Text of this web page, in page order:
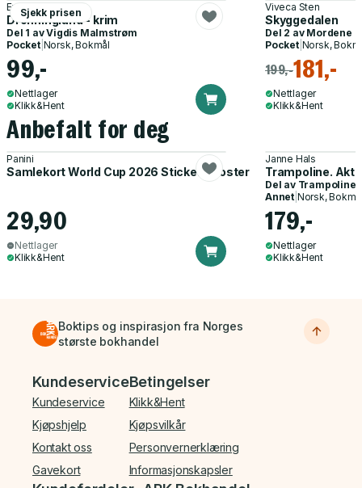
Sjekk prisen
Eva Fretheim
Dronningland - krim
Del 1 avVigdis Malmstrøm
Pocket| Norsk, Bokmål
99,-
Nettlager
Klikk&Hent
Viveca Sten
Skyggedalen
Del 2 av Mordene i
Pocket| Norsk,
199,-181,-
Nettlager
Klikk&Hent
Anbefalt for deg
Panini
Samlekort World Cup 2026 Sticker Booster
29,90
Nettlager
Klikk&Hent
Janne Hals
Trampoline.
Del av Trampoline
Annet| Norsk,
179,-
Nettlager
Klikk&Hent
Boktips og inspirasjon fra Norges
største bokhandel
Bunnmeny
Kundeservice
Kundeservice
Kjøpshjelp
Kontakt oss
Gavekort
Betingelser
Klikk&Hent
Kjøpsvilkår
Personvernerklæring
Informasjonskapsler